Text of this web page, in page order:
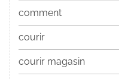
comment
courir
courir magasin